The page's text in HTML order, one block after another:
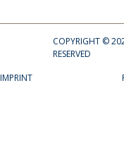
COPYRIGHT ©
RESERVED
IMPRINT